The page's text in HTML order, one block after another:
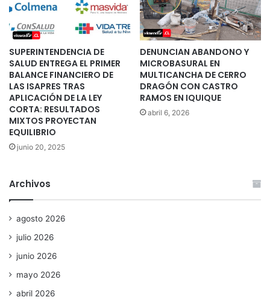
SUPERINTENDENCIA DE
SALUD ENTREGA EL PRIMER
BALANCE FINANCIERO DE
LAS ISAPRES TRAS
APLICACIÓN DE LA LEY
CORTA: RESULTADOS
MIXTOS PROYECTAN
EQUILIBRIO
junio 20, 2025
DENUNCIAN ABANDONO Y
MICROBASURAL EN
MULTICANCHA DE CERRO
DRAGÓN CON CASTRO
RAMOS EN IQUIQUE
abril 6, 2026
Archivos
agosto 2026
julio 2026
junio 2026
mayo 2026
abril 2026